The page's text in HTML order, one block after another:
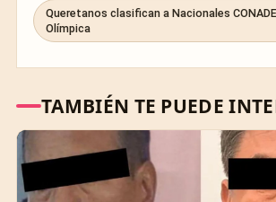
Queretanos clasifican a Nacionales
Olímpica
TAMBIÉN TE PUEDE